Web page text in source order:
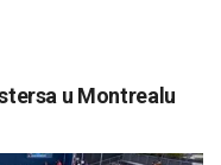
u Montrealu